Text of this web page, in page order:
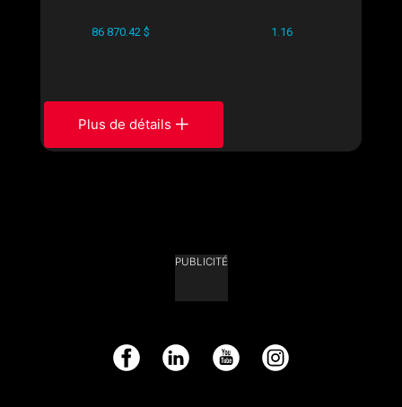
86 870.42 $ 1.16
Plus de détails
PUBLICITÉ
Facebook LinkedIn YouTube Instagram